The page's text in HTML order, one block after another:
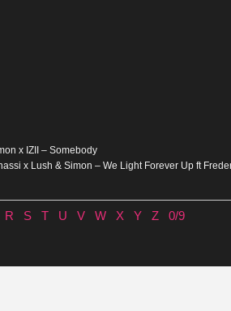
x IZII – Somebody
x Lush & Simon – We Light Forever Up ft
R S T U V W X Y Z 0/9